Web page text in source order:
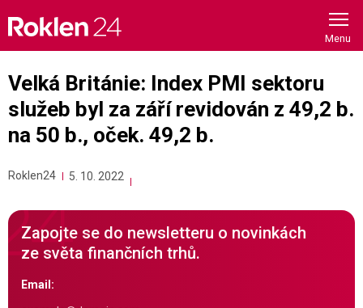
content
Velká Británie: Index PMI sektoru
služeb byl za září revidován z 49,2 b.
na 50 b., oček. 49,2 b.
Roklen24 5. 10. 2022
Zapojte se do newsletteru o novinkách
ze světa finančních trhů.
Email: